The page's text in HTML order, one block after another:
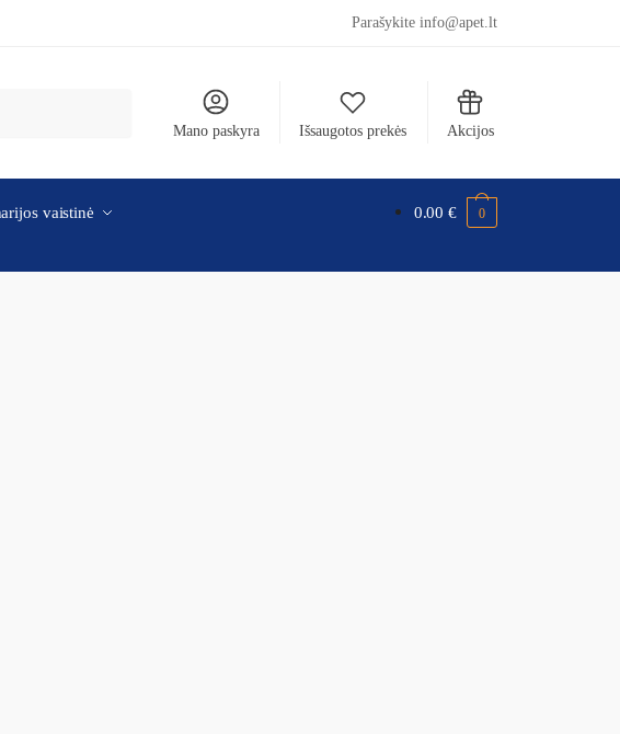
Parašykite info@apet.lt
Mano paskyra Išsaugotos prekės Akcijos
vaistinė 0.00€ 0